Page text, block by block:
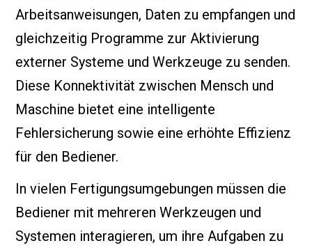
Arbeitsanweisungen, Daten zu empfangen und
gleichzeitig Programme zur Aktivierung
externer Systeme und Werkzeuge zu senden.
Diese Konnektivität zwischen Mensch und
Maschine bietet eine intelligente
Fehlersicherung sowie eine erhöhte Effizienz
für den Bediener.
In vielen Fertigungsumgebungen müssen die
Bediener mit mehreren Werkzeugen und
Systemen interagieren, um ihre Aufgaben zu